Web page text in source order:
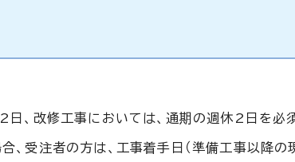
、改修工事においては、通期の週休2日を必須
受注者の方は、工事着手日（準備工事以降の